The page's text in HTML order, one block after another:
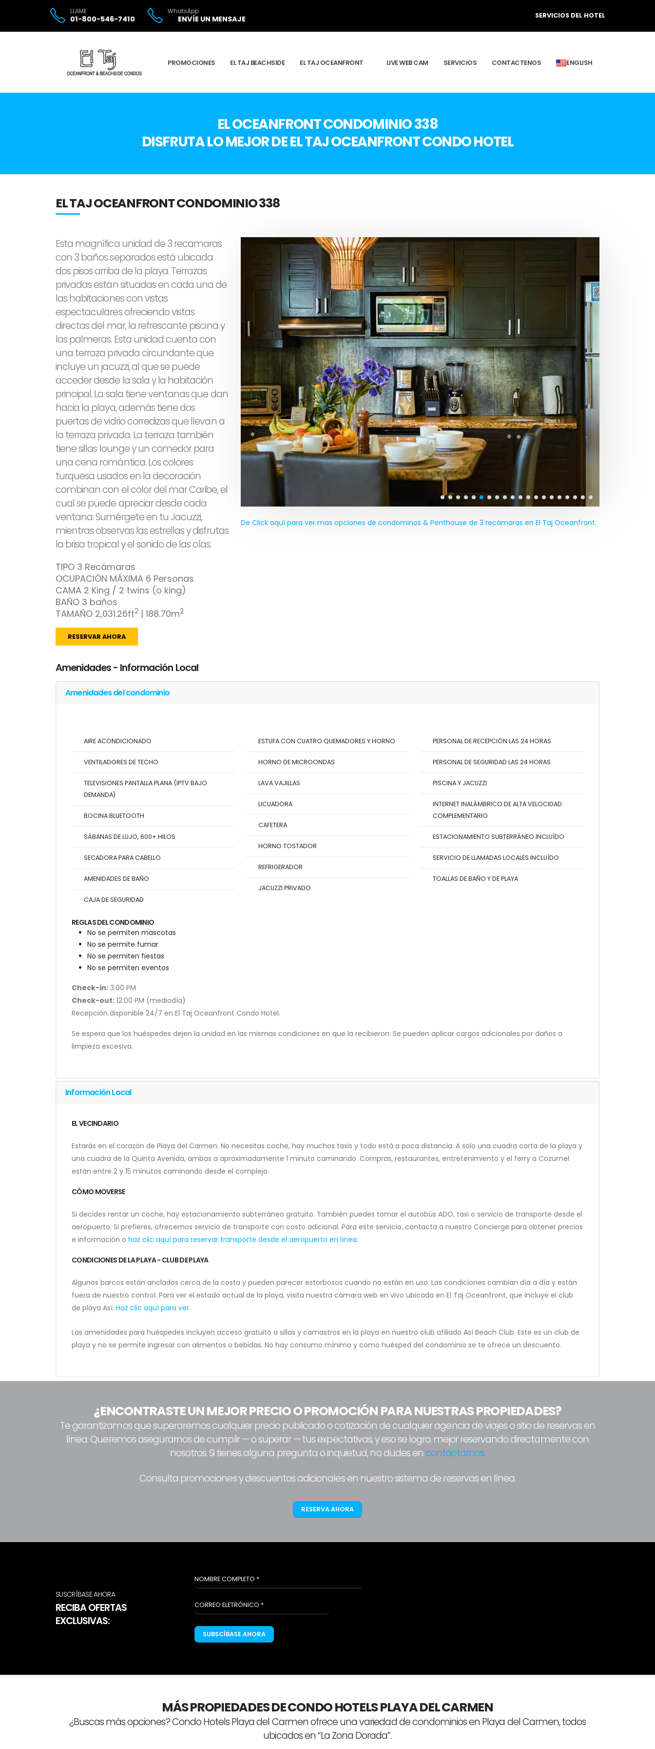
LLAME
01-800-546-7410
WhatsApp
ENVÍE UN MENSAJE SERVICIOS DEL HOTEL
PROMOCIONES EL TAJ BEACHSIDE EL TAJ OCEANFRONT LIVE WEB CAM SERVICIOS CONTACTENOS ENGLISH
EL OCEANFRONT CONDOMINIO 338
DISFRUTA LO MEJOR DE EL TAJ OCEANFRONT CONDO HOTEL
EL TAJ OCEANFRONT CONDOMINIO 338
Esta magnífica unidad de 3 recamaras
con 3 baños separados está ubicada
dos pisos arriba de la playa. Terrazas
privadas están situadas en cada una de
las habitaciones con vistas
espectaculares ofreciendo vistas
directas del mar, la refrescante piscina y
las palmeras. Esta unidad cuenta con
una terraza privada circundante que
incluye un jacuzzi, al que se puede
acceder desde la sala y la habitación
principal. La sala tiene ventanas que dan
hacia la playa, además tiene dos
puertas de vidrio corredizas que llevan a
la terraza privada. La terraza también
tiene sillas lounge y un comedor para
una cena romántica. Los colores
turquesa usados en la decoración
combinan con el color del mar Caribe, el
cual se puede apreciar desde cada
ventana. Sumérgete en tu Jacuzzi,
mientras observas las estrellas y disfrutas
la brisa tropical y el sonido de las olas.
TIPO 3 Recámaras
OCUPACIÓN MÁXIMA 6 Personas
CAMA 2 King / 2 twins (o king)
BAÑO 3 baños
TAMAÑO 2,031.26ft2 | 188.70m2
RESERVAR AHORA
De Click aquí para ver mas opciones de condominos & Penthouse de 3 recámaras en El Taj Oceanfront.
Amenidades - Información Local
Amenidades del condominio
AIRE ACONDICIONADO
VENTILADORES DE TECHO
TELEVISIONES PANTALLA PLANA (IPTV BAJO
DEMANDA)
BOCINA BLUETOOTH
SÁBANAS DE LUJO, 600+ HILOS
SECADORA PARA CABELLO
AMENIDADES DE BAÑO
CAJA DE SEGURIDAD
ESTUFA CON CUATRO QUEMADORES Y HORNO
HORNO DE MICROONDAS
LAVA VAJILLAS
LICUADORA
CAFETERA
HORNO TOSTADOR
REFRIGERADOR
JACUZZI PRIVADO
PERSONAL DE RECEPCIÓN LAS 24 HORAS
PERSONAL DE SEGURIDAD LAS 24 HORAS
PISCINA Y JACUZZI
INTERNET INALÁMBRICO DE ALTA VELOCIDAD
COMPLEMENTARIO
ESTACIONAMIENTO SUBTERRÁNEO INCLUÍDO
SERVICIO DE LLAMADAS LOCALES INCLUÍDO
TOALLAS DE BAÑO Y DE PLAYA
REGLAS DEL CONDOMINIO
No se permiten mascotas
No se permite fumar
No se permiten fiestas
No se permiten eventos
Check-in: 3:00 PM
Check-out: 12:00 PM (mediodía)
Recepción disponible 24/7 en El Taj Oceanfront Condo Hotel.
Se espera que los huéspedes dejen la unidad en las mismas condiciones en que la recibieron. Se pueden aplicar cargos adicionales por daños o
limpieza excesiva.
Información Local
EL VECINDARIO
Estarás en el corazón de Playa del Carmen. No necesitas coche, hay muchos taxis y todo está a poca distancia. A solo una cuadra corta de la playa y
una cuadra de la Quinta Avenida, ambas a aproximadamente 1 minuto caminando. Compras, restaurantes, entretenimiento y el ferry a Cozumel
están entre 2 y 15 minutos caminando desde el complejo.
CÓMO MOVERSE
Si decides rentar un coche, hay estacionamiento subterráneo gratuito. También puedes tomar el autobús ADO, taxi o servicio de transporte desde el
aeropuerto. Si prefieres, ofrecemos servicio de transporte con costo adicional. Para este servicio, contacta a nuestro Concierge para obtener precios
e información o haz clic aquí para reservar transporte desde el aeropuerto en línea.
CONDICIONES DE LA PLAYA - CLUB DE PLAYA
Algunos barcos están anclados cerca de la costa y pueden parecer estorbosos cuando no están en uso. Las condiciones cambian día a día y están
fuera de nuestro control. Para ver el estado actual de la playa, visita nuestra cámara web en vivo ubicada en El Taj Oceanfront, que incluye el club
de playa Así. Haz clic aquí para ver.
Las amenidades para huéspedes incluyen acceso gratuito a sillas y camastros en la playa en nuestro club afiliado Así Beach Club. Este es un club de
playa y no se permite ingresar con alimentos o bebidas. No hay consumo mínimo y como huésped del condominio se te ofrece un descuento.
¿ENCONTRASTE UN MEJOR PRECIO O PROMOCIÓN PARA NUESTRAS PROPIEDADES?
Te garantizamos que superaremos cualquier precio publicado o cotización de cualquier agencia de viajes o sitio de reservas en
línea. Queremos asegurarnos de cumplir — o superar — tus expectativas, y eso se logra mejor reservando directamente con
nosotros. Si tienes alguna pregunta o inquietud, no dudes encontactarnos.
Consulta promociones y descuentos adicionales en nuestro sistema de reservas en línea.
RESERVA AHORA
SUSCRÍBASE AHORA
RECIBA OFERTAS
EXCLUSIVAS:
SUBSCÍBASE AHORA
MÁS PROPIEDADES DE CONDO HOTELS PLAYA DEL CARMEN
¿Buscas más opciones? Condo Hotels Playa del Carmen ofrece una variedad de condominios en Playa del Carmen, todos
ubicados en “La Zona Dorada”.